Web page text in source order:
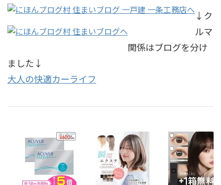
↓ク
ルマ
関係はブログを分け
ました↓
大人の快適カーライフ